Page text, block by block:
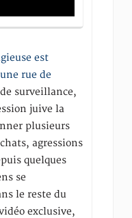
est
rue de
surveillance,
juive la
plusieurs
agressions
quelques
se
le reste du
exclusive,